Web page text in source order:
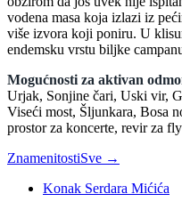
vodena masa koja izlazi iz
više izvora koji poniru. U
endemsku vrstu biljke
Mogućnosti za aktivan
Urjak, Sonjine čari, Uski vir,
Viseći most, Šljunkara, Bosa
prostor za koncerte, revir za
ZnamenitostiSve →
Konak Serdara Mićića